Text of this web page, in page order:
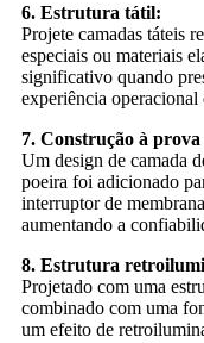
6. Estrutura tátil:
Projete camadas táteis
especiais ou materiais
significativo quando
experiência operacional
7. Construção à
Um design de camada
poeira foi adicionado
interruptor de
aumentando a
8. Estrutura
Projetado com uma
combinado com uma
um efeito de